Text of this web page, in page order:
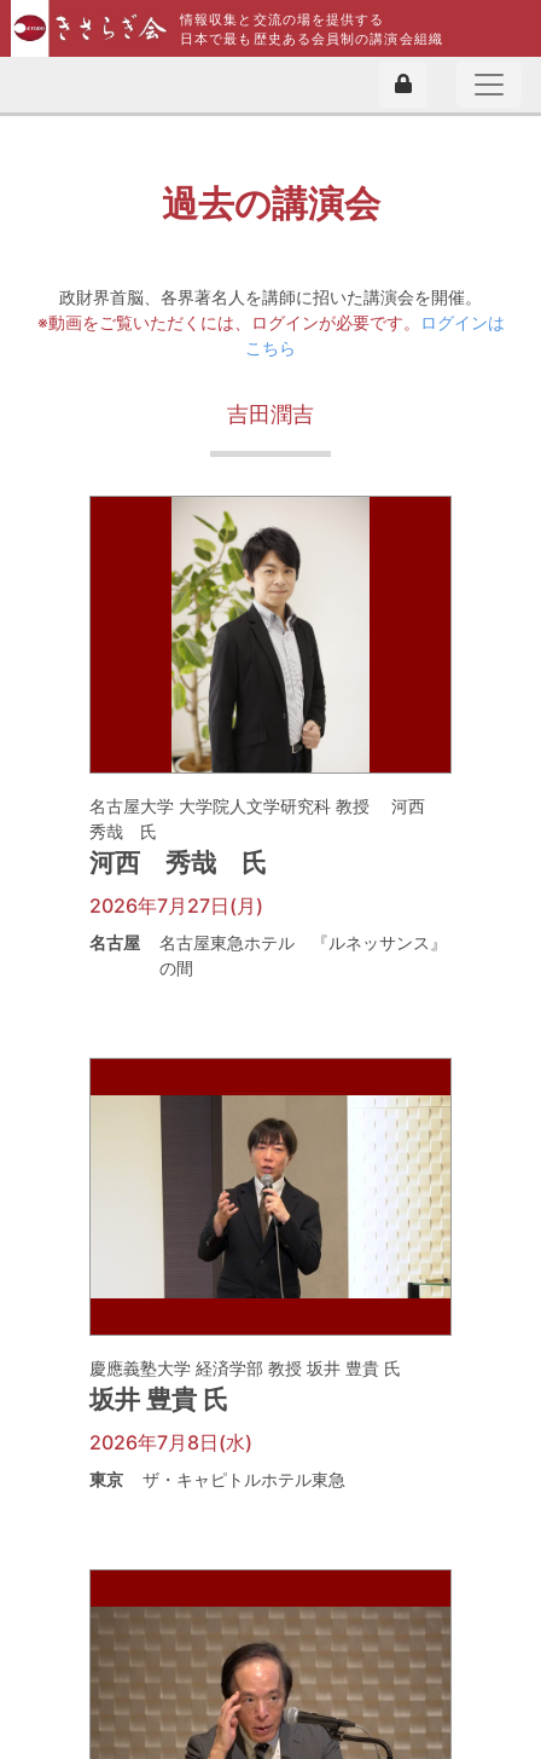
情報収集と交流の場を提供する
日本で最も歴史ある会員制の講演会組織
過去の講演会
政財界首脳、各界著名人を講師に招いた講演会を開催。
※動画をご覧いただくには、ログインが必要です。
ログインは
こちら
吉田潤吉
名古屋大学 大学院人文学研究科 教授 河西
秀哉 氏
河西 秀哉 氏
2026年7月27日(月)
名古屋
名古屋東急ホテル 『ルネッサンス』
の間
慶應義塾大学 経済学部 教授 坂井 豊貴 氏
坂井 豊貴 氏
2026年7月8日(水)
東京 ザ・キャピトルホテル東急